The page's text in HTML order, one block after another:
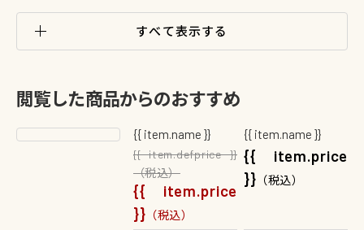
すべて表示する
閲覧した商品からのおすすめ
{{ item.name }}
{{ item.defprice }}
（税込）
{{ item.price
}} （税込）
{{ item.name }}
{{ item.price
}} （税込）